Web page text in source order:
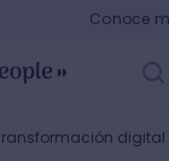
Conoce
digital